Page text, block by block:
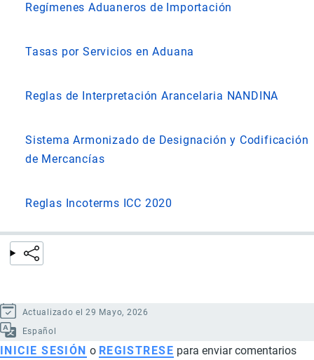
Regímenes Aduaneros de Importación
Tasas por Servicios en Aduana
Reglas de Interpretación Arancelaria NANDINA
Sistema Armonizado de Designación y Codificación
de Mercancías
Reglas Incoterms ICC 2020
Actualizado el 29 Mayo, 2026
Español
INICIE SESIÓN o REGISTRESE para enviar comentarios